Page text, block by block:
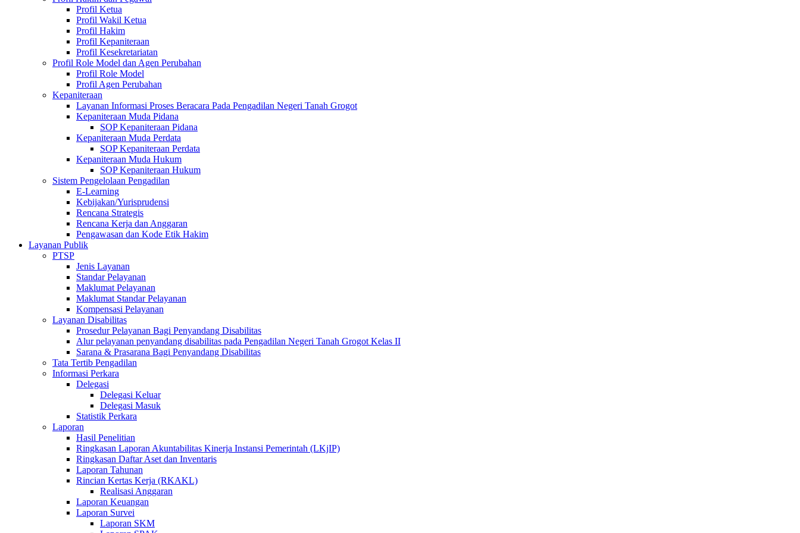
Profil Ketua
Profil Wakil Ketua
Profil Hakim
Profil Kepaniteraan
Profil Kesekretariatan
Profil Role Model dan Agen Perubahan
Profil Role Model
Profil Agen Perubahan
Kepaniteraan
Layanan Informasi Proses Beracara Pada Pengadilan Negeri Tanah Grogot
Kepaniteraan Muda Pidana
SOP Kepaniteraan Pidana
Kepaniteraan Muda Perdata
SOP Kepaniteraan Perdata
Kepaniteraan Muda Hukum
SOP Kepaniteraan Hukum
Sistem Pengelolaan Pengadilan
E-Learning
Kebijakan/Yurisprudensi
Rencana Strategis
Rencana Kerja dan Anggaran
Pengawasan dan Kode Etik Hakim
Layanan Publik
PTSP
Jenis Layanan
Standar Pelayanan
Maklumat Pelayanan
Maklumat Standar Pelayanan
Kompensasi Pelayanan
Layanan Disabilitas
Prosedur Pelayanan Bagi Penyandang Disabilitas
Alur pelayanan penyandang disabilitas pada Pengadilan Negeri Tanah Grogot Kelas II
Sarana & Prasarana Bagi Penyandang Disabilitas
Tata Tertib Pengadilan
Informasi Perkara
Delegasi
Delegasi Keluar
Delegasi Masuk
Statistik Perkara
Laporan
Hasil Penelitian
Ringkasan Laporan Akuntabilitas Kinerja Instansi Pemerintah (LKjIP)
Ringkasan Daftar Aset dan Inventaris
Laporan Tahunan
Rincian Kertas Kerja (RKAKL)
Realisasi Anggaran
Laporan Keuangan
Laporan Survei
Laporan SKM